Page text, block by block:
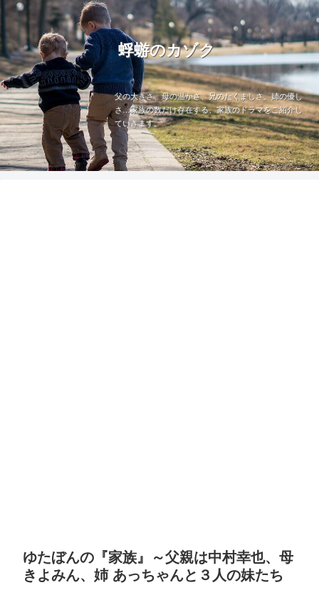
蜉蝣のカゾク
父の大きさ、母の温かさ、兄のたくましさ、姉の優し
さ…家族の数だけ存在する、家族のドラマをご紹介し
ていきます。
ゆたぼんの『家族』～父親は中村幸也、母
きよみん、姉 あっちゃんと３人の妹たち